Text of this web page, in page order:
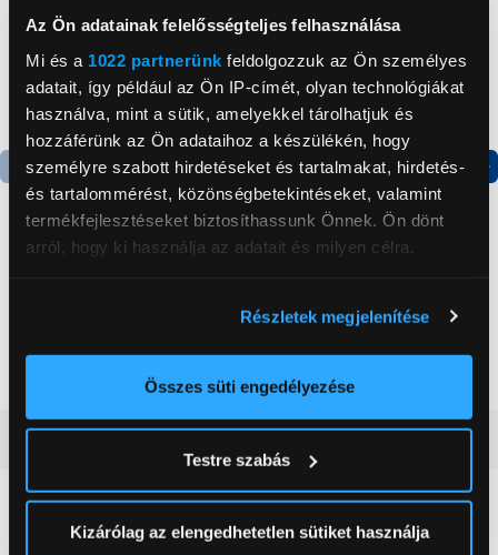
Az Ön adatainak felelősségteljes felhasználása
Mi és a 1022 partnerünk feldolgozzuk az Ön személyes
adatait, így például az Ön IP-címét, olyan technológiákat
használva, mint a sütik, amelyekkel tárolhatjuk és
hozzáférünk az Ön adataihoz a készülékén, hogy
személyre szabott hirdetéseket és tartalmakat, hirdetés-
és tartalommérést, közönségbetekintéseket, valamint
termékfejlesztéseket biztosíthassunk Önnek. Ön dönt
arról, hogy ki használja az adatait és milyen célra.
elhelyezkedéséről pár méteres pontossággal
Az Ön készülékén beazonosítása annak konkrét
módjairól és adja meg preferenciáit aRészletek
pontban. Bármikor módosíthatja vagy visszavonhatja a
Sütinyilatkozathoz való hozzájárulását.
Részletek megjelenítése
Összes süti engedélyezése
Testre szabás
Kizárólag az elengedhetetlen sütiket használja
Termék adatlap Termék adatlap
kombinált hűtőszekrény
0